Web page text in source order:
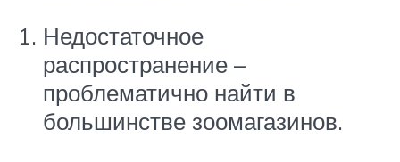
Недостаточное
распространение –
проблематично найти в
большинстве зоомагазинов.